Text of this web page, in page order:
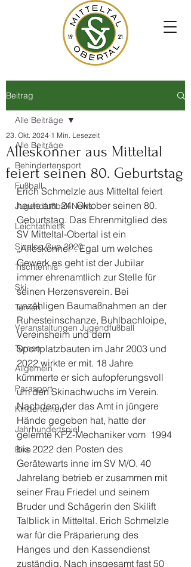
Beitrag
Alle Beiträge
Behindertensport
Fußball
Jugendfußball News
Leichtathletik
Sinalco Cup 2020
Tischtennis
Ski
Turnen
Veranstaltungen Jugendfußball
Turnen
Allgemein
Parasport
Kinderturnen
Jahrhundertspiel
Bike
Alle Beiträge
Alleskönner aus Mitteltal
feiert seinen 80. Geburtstag
23. Okt. 2024 1 Min. Lesezeit
Erich Schmelzle aus Mitteltal feiert
heute am  24. Oktober seinen 80.
Geburtstag. Das Ehrenmitglied des
SV Mitteltal-Obertal ist ein
„Alleskönner“. Egal um welches
Gewerk es geht ist der Jubilar
immer ehrenamtlich zur Stelle für
seinen Herzensverein. Bei
unzähligen Baumaßnahmen an der
Ruhesteinschanze, Buhlbachloipe,
Vereinsheim und dem
Sportplatzbauten im Jahr 2003 und
2022 wirkte er mit. 18 Jahre
kümmerte er sich aufopferungsvoll
um den Skinachwuchs im Verein.
Nachdem der das Amt in jüngere
Hände gegeben hat, hatte der
gelernte KFZ-Mechaniker vom  1994
bis 2022 den Posten des
Gerätewarts inne im SV M/O. 40
Jahrelang betrieb er zusammen mit
seiner Frau Friedel und seinem
Bruder und Schägerin den Skilift
Talblick in Mitteltal. Erich Schmelzle
war für die Präparierung des
Hanges und den Kassendienst
zuständig. Nach insgesamt fast 50